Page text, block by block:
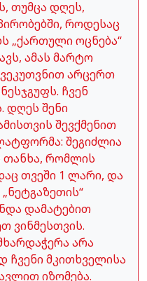
თუმცა დღეს,
როდესაც
„ქართული ოცნება“
ამას მარტო
არცერთ
ჩვენ
დღეს შენი
შევქმენით
შეგიძლია
თანხა, რომლის
თვეში 1 ლარი, და
დამატებით
ვინმესთვის.
არა
ჩვენი მკითხველისა
იზომება.